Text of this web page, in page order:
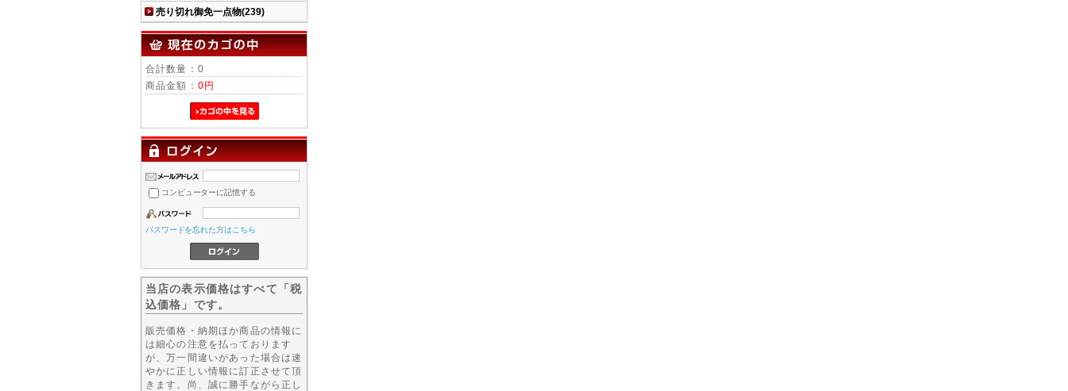
売り切れ御免一点物(239)
合計数量：0
商品金額： 0円
コンピューターに記憶する
パスワードを忘れた方はこちら
当店の表示価格はすべて「税
込価格」です。
販売価格・納期ほか商品の情報に
は細心の注意を払っております
が、万一間違いがあった場合は速
やかに正しい情報に訂正させて頂
きます。尚、誠に勝手ながら正し